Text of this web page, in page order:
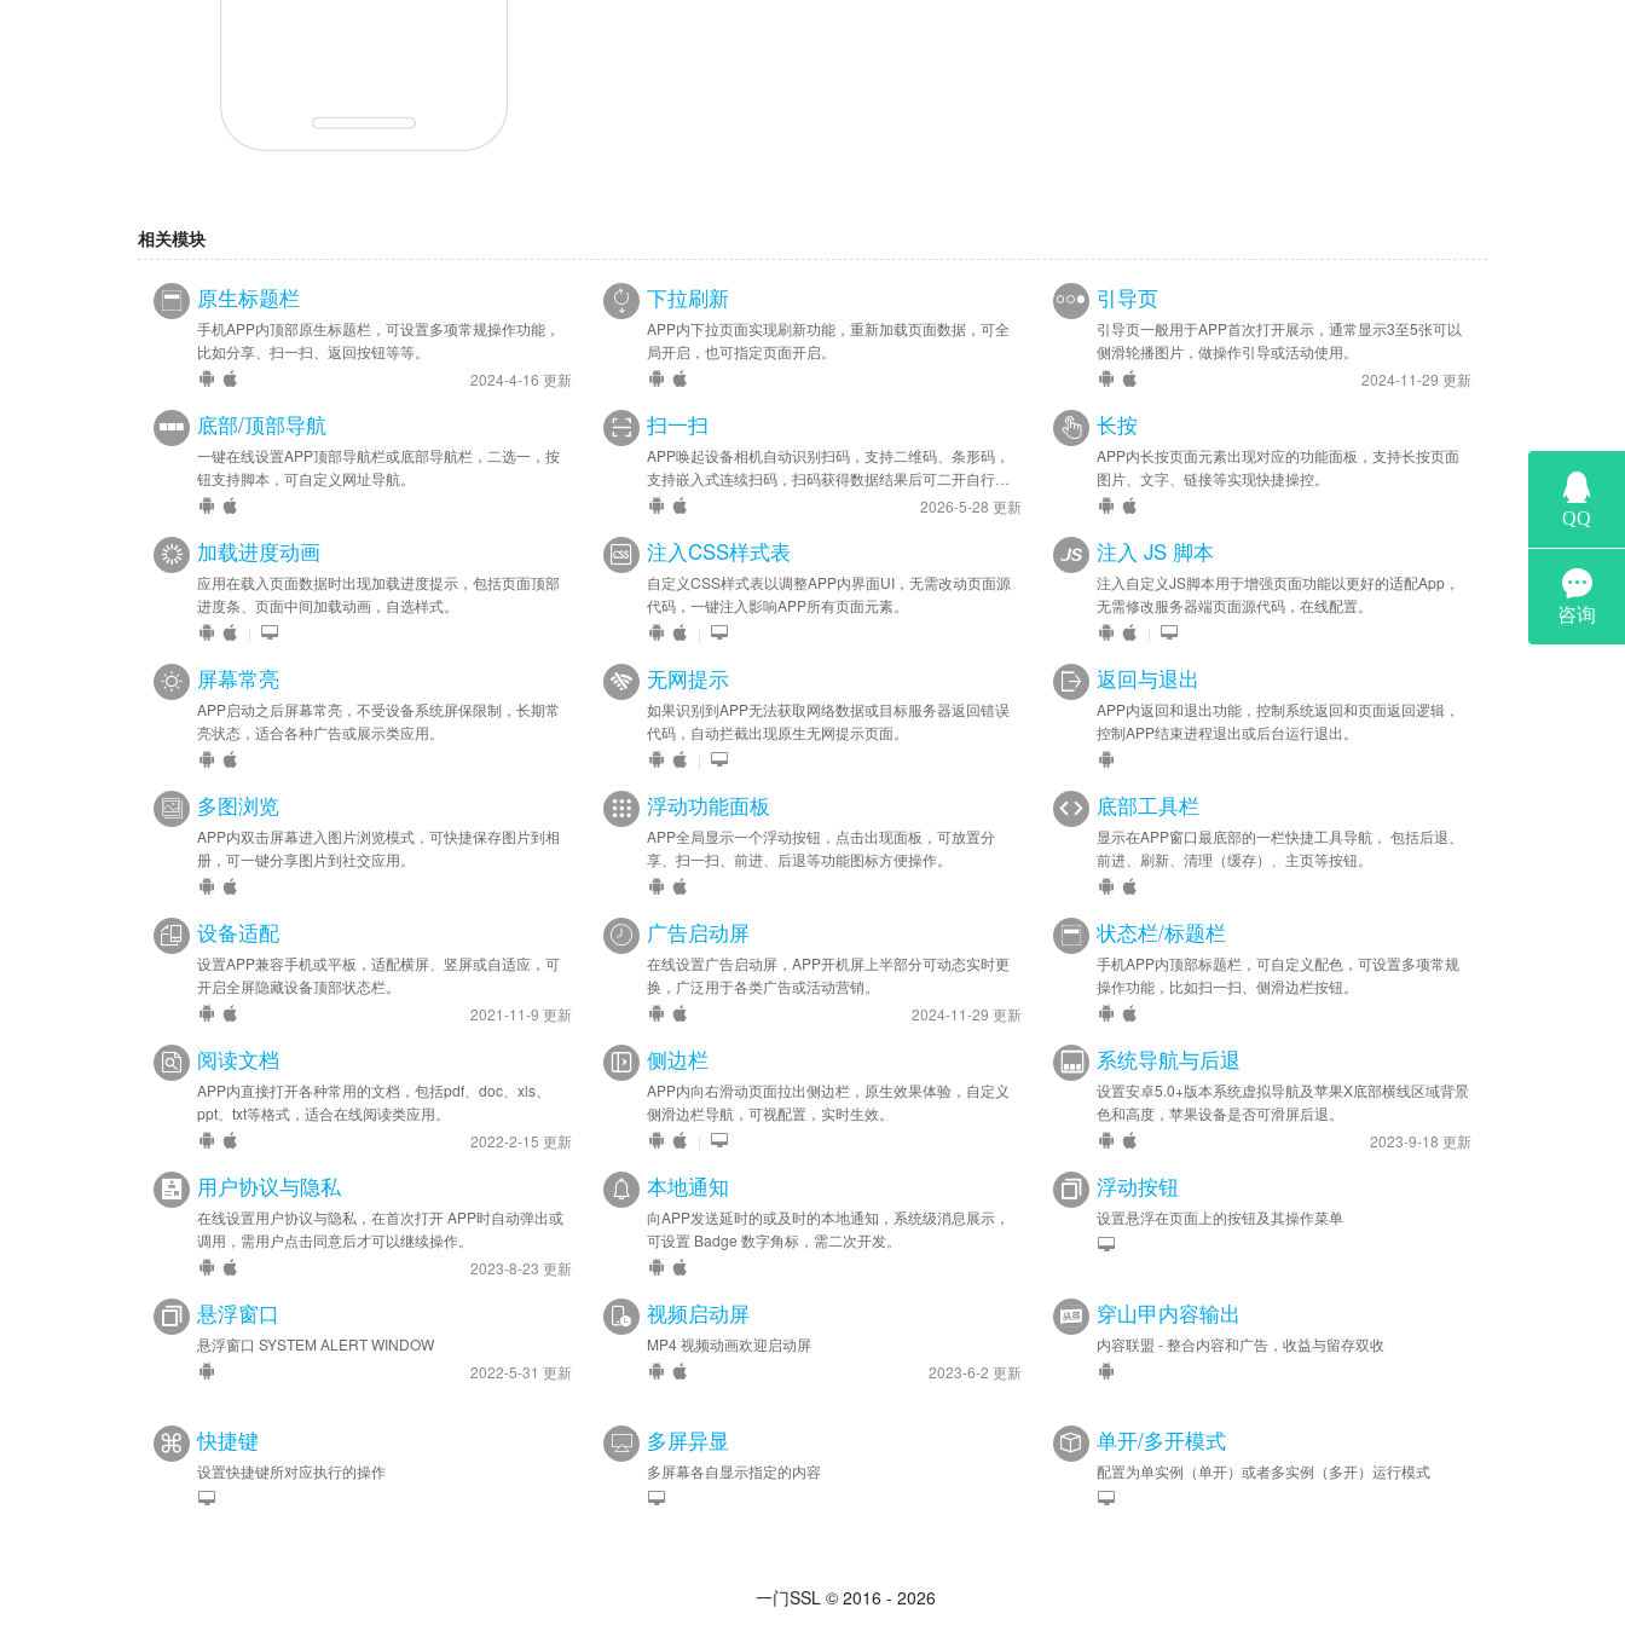
相关模块
原生标题栏
手机APP内顶部原生标题栏，可设置多项常规操作功能，
比如分享、扫一扫、返回按钮等等。
2024-4-16 更新
下拉刷新
APP内下拉页面实现刷新功能，重新加载页面数据，可全
局开启，也可指定页面开启。
引导页
引导页一般用于APP首次打开展示，通常显示3至5张可以
侧滑轮播图片，做操作引导或活动使用。
2024-11-29 更新
底部/顶部导航
一键在线设置APP顶部导航栏或底部导航栏，二选一，按
钮支持脚本，可自定义网址导航。
扫一扫
APP唤起设备相机自动识别扫码，支持二维码、条形码，
支持嵌入式连续扫码，扫码获得数据结果后可二开自行处
理。
2026-5-28 更新
长按
APP内长按页面元素出现对应的功能面板，支持长按页面
图片、文字、链接等实现快捷操控。
加载进度动画
应用在载入页面数据时出现加载进度提示，包括页面顶部
进度条、页面中间加载动画，自选样式。
|
注入CSS样式表
自定义CSS样式表以调整APP内界面UI，无需改动页面源
代码，一键注入影响APP所有页面元素。
|
注入 JS 脚本
注入自定义JS脚本用于增强页面功能以更好的适配App，
无需修改服务器端页面源代码，在线配置。
|
屏幕常亮
APP启动之后屏幕常亮，不受设备系统屏保限制，长期常
亮状态，适合各种广告或展示类应用。
无网提示
如果识别到APP无法获取网络数据或目标服务器返回错误
代码，自动拦截出现原生无网提示页面。
|
返回与退出
APP内返回和退出功能，控制系统返回和页面返回逻辑，
控制APP结束进程退出或后台运行退出。
多图浏览
APP内双击屏幕进入图片浏览模式，可快捷保存图片到相
册，可一键分享图片到社交应用。
浮动功能面板
APP全局显示一个浮动按钮，点击出现面板，可放置分
享、扫一扫、前进、后退等功能图标方便操作。
底部工具栏
显示在APP窗口最底部的一栏快捷工具导航， 包括后退、
前进、刷新、清理（缓存）、主页等按钮。
设备适配
设置APP兼容手机或平板，适配横屏、竖屏或自适应，可
开启全屏隐藏设备顶部状态栏。
2021-11-9 更新
广告启动屏
在线设置广告启动屏，APP开机屏上半部分可动态实时更
换，广泛用于各类广告或活动营销。
2024-11-29 更新
状态栏/标题栏
手机APP内顶部标题栏，可自定义配色，可设置多项常规
操作功能，比如扫一扫、侧滑边栏按钮。
阅读文档
APP内直接打开各种常用的文档，包括pdf、doc、xls、
ppt、txt等格式，适合在线阅读类应用。
2022-2-15 更新
侧边栏
APP内向右滑动页面拉出侧边栏，原生效果体验，自定义
侧滑边栏导航，可视配置，实时生效。
|
系统导航与后退
设置安卓5.0+版本系统虚拟导航及苹果X底部横线区域背景
色和高度，苹果设备是否可滑屏后退。
2023-9-18 更新
用户协议与隐私
在线设置用户协议与隐私，在首次打开 APP时自动弹出或
调用，需用户点击同意后才可以继续操作。
2023-8-23 更新
本地通知
向APP发送延时的或及时的本地通知，系统级消息展示，
可设置 Badge 数字角标，需二次开发。
浮动按钮
设置悬浮在页面上的按钮及其操作菜单
悬浮窗口
悬浮窗口 SYSTEM ALERT WINDOW
2022-5-31 更新
视频启动屏
MP4 视频动画欢迎启动屏
2023-6-2 更新
穿山甲内容输出
内容联盟 - 整合内容和广告，收益与留存双收
快捷键
设置快捷键所对应执行的操作
多屏异显
多屏幕各自显示指定的内容
单开/多开模式
配置为单实例（单开）或者多实例（多开）运行模式
一门SSL © 2016 - 2026